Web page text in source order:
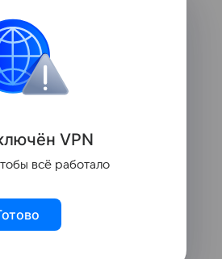
страны
затрат
надо экономить
ён VPN
всё работало